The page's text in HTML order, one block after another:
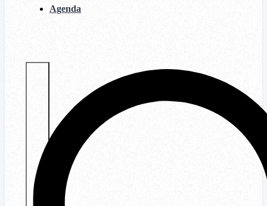
Agenda